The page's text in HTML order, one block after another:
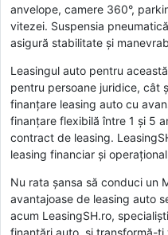
anvelope, camere 360°,
vitezei. Suspensia
asigură stabilitate și
Leasingul auto pentru
pentru persoane juridice, cât
finanțare leasing auto cu
finanțare flexibilă între 1 și 5
contract de leasing.
leasing financiar și
Nu rata șansa să conduci un
avantajoase de leasing auto
acum LeasingSH.ro,
finanțări auto, și transformă-